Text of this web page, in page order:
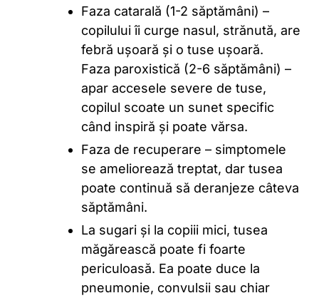
Faza catarală (1-2 săptămâni) –
copilului îi curge nasul, strănută, are
febră ușoară și o tuse ușoară.
Faza paroxistică (2-6 săptămâni) –
apar accesele severe de tuse,
copilul scoate un sunet specific
când inspiră și poate vărsa.
Faza de recuperare – simptomele
se ameliorează treptat, dar tusea
poate continuă să deranjeze câteva
săptămâni.
La sugari și la copiii mici, tusea
măgărească poate fi foarte
periculoasă. Ea poate duce la
pneumonie, convulsii sau chiar